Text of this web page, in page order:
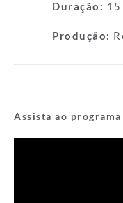
Duração:
Produção:
Assista ao